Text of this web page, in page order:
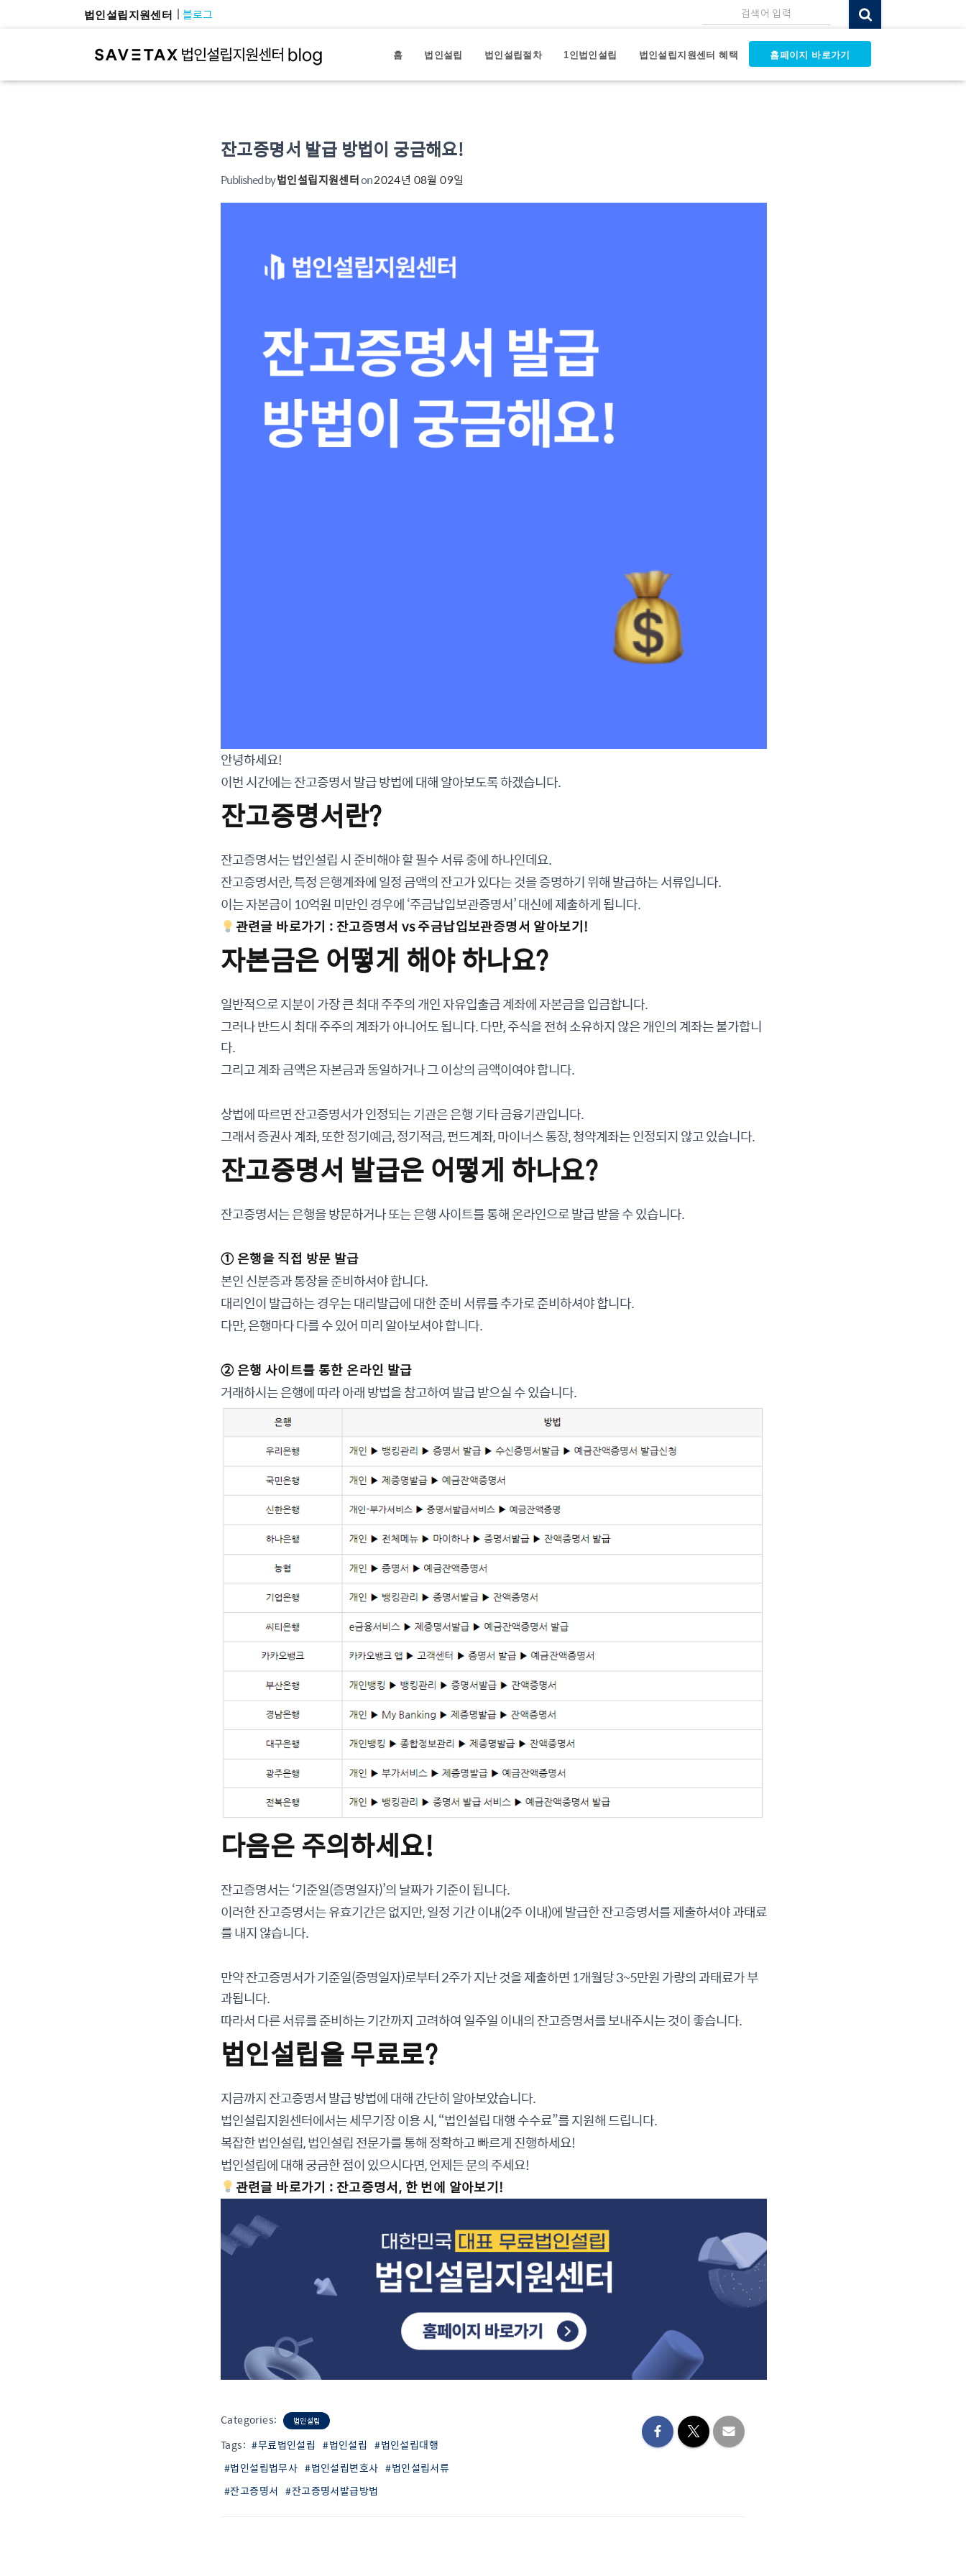
법인설립지원센터 블로그 검색어 입력
홈 법인설립 법인설립절차 1인법인설립 법인설립지원센터 혜택 홈페이지 바로가기
잔고증명서 발급 방법이 궁금해요!
Published by법인설립지원센터on2024년 08월 09일
안녕하세요!
이번 시간에는 잔고증명서 발급 방법에 대해 알아보도록 하겠습니다.
잔고증명서란?
잔고증명서는 법인설립 시 준비해야 할 필수 서류 중에 하나인데요.
잔고증명서란, 특정 은행계좌에 일정 금액의 잔고가 있다는 것을 증명하기 위해 발급하는 서류입니다.
이는 자본금이 10억원 미만인 경우에 ‘주금납입보관증명서’ 대신에 제출하게 됩니다.
관련글 바로가기 : 잔고증명서 vs 주금납입보관증명서 알아보기!
자본금은 어떻게 해야 하나요?
일반적으로 지분이 가장 큰 최대 주주의 개인 자유입출금 계좌에 자본금을 입금합니다.
그러나 반드시 최대 주주의 계좌가 아니어도 됩니다. 다만, 주식을 전혀 소유하지 않은 개인의 계좌는 불가합니
다.
그리고 계좌 금액은 자본금과 동일하거나 그 이상의 금액이여야 합니다.
상법에 따르면 잔고증명서가 인정되는 기관은 은행 기타 금융기관입니다.
그래서 증권사 계좌, 또한 정기예금, 정기적금, 펀드계좌, 마이너스 통장, 청약계좌는 인정되지 않고 있습니다.​
잔고증명서 발급은 어떻게 하나요?
잔고증명서는 은행을 방문하거나 또는 은행 사이트를 통해 온라인으로 발급 받을 수 있습니다.
① 은행을 직접 방문 발급
본인 신분증과 통장을 준비하셔야 합니다.
대리인이 발급하는 경우는 대리발급에 대한 준비 서류를 추가로 준비하셔야 합니다.
다만, 은행마다 다를 수 있어 미리 알아보셔야 합니다.
② 은행 사이트를 통한 온라인 발급
거래하시는 은행에 따라 아래 방법을 참고하여 발급 받으실 수 있습니다.
다음은 주의하세요!
잔고증명서는 ‘기준일(증명일자)’의 날짜가 기준이 됩니다.
이러한 잔고증명서는 유효기간은 없지만, 일정 기간 이내(2주 이내)에 발급한 잔고증명서를 제출하셔야 과태료
를 내지 않습니다.
만약 잔고증명서가 기준일(증명일자)로부터 2주가 지난 것을 제출하면 1개월당 3~5만원 가량의 과태료가 부
과됩니다.
따라서 다른 서류를 준비하는 기간까지 고려하여 일주일 이내의 잔고증명서를 보내주시는 것이 좋습니다.
법인설립을 무료로?
지금까지 잔고증명서 발급 방법에 대해 간단히 알아보았습니다.
법인설립지원센터에서는 세무기장 이용 시, “법인설립 대행 수수료”를 지원해 드립니다.
복잡한 법인설립, 법인설립 전문가를 통해 정확하고 빠르게 진행하세요!
법인설립에 대해 궁금한 점이 있으시다면, 언제든 문의 주세요!
관련글 바로가기 : 잔고증명서, 한 번에 알아보기!
Categories: 법인설립
Tags: #무료법인설립 #법인설립 #법인설립대행
#법인설립법무사 #법인설립변호사 #법인설립서류
#잔고증명서 #잔고증명서발급방법